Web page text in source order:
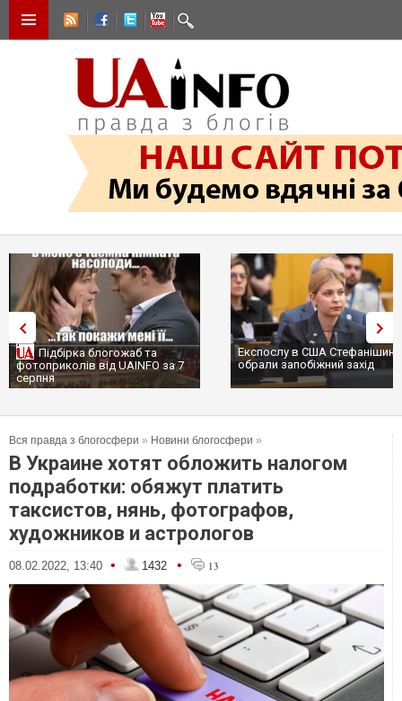
Підбірка блогожаб та
фотоприколів від UAINFO за 7
серпня
Експослу в США
обрали запобіжний захід
Вся правда з блогосфери » Новини блогосфери »
В Украине хотят обложить налогом
подработки: обяжут платить
таксистов, нянь, фотографов,
художников и астрологов
08.02.2022, 13:40 • 1432 • 13